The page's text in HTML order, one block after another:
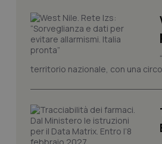
territorio nazionale, con una